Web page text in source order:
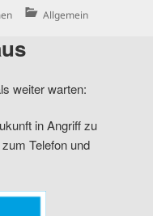
Categories
Allgemein
weiter warten:
in Angriff zu
Telefon und